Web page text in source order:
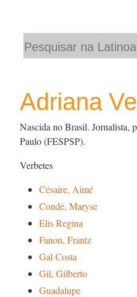
Adriana
Nascida no Brasil. Jornalista,
Paulo (FESPSP).
Verbetes
Césaire, Aimé
Condé, Maryse
Elis Regina
Fanon, Frantz
Gal Costa
Gil, Gilberto
Guadalupe